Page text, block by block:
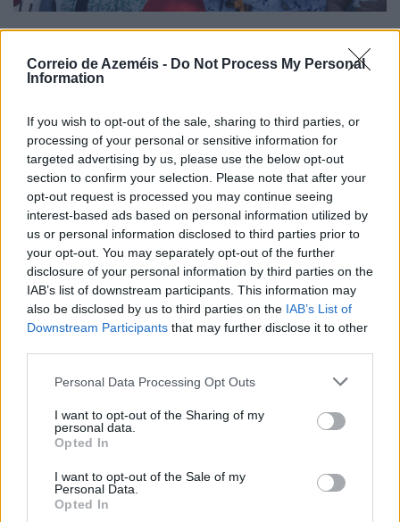
Correio de Azeméis - Do Not Process My Personal
Information
If you wish to opt-out of the sale, sharing to third parties, or
processing of your personal or sensitive information for
targeted advertising by us, please use the below opt-out
section to confirm your selection. Please note that after your
opt-out request is processed you may continue seeing
interest-based ads based on personal information utilized by
us or personal information disclosed to third parties prior to
your opt-out. You may separately opt-out of the further
disclosure of your personal information by third parties on the
IAB’s list of downstream participants. This information may
also be disclosed by us to third parties on the IAB’s List of
Downstream Participants that may further disclose it to other
Personal Data Processing Opt Outs
I want to opt-out of the Sharing of my
personal data.
Opted In
I want to opt-out of the Sale of my
Personal Data.
Opted In
Festas de La Salette 2026 > Tarde Sénior levou perto
de 200 pessoas ao Parque